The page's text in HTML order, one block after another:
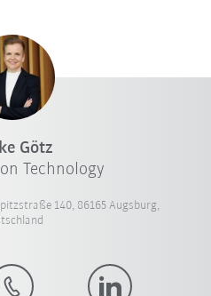
Götz
Technology
140, 86165 Augsburg,